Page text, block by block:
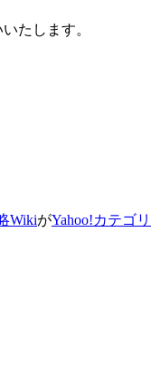
たします。
WikiがYahoo!カテゴリ